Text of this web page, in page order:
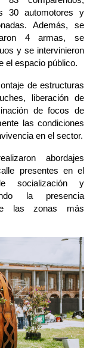
30 automotores y
Además, se
4 armas, se
y se intervinieron
el espacio público.
de estructuras
liberación de
de focos de
las condiciones
en el sector.
abordajes
presentes en el
socialización y
la presencia
las zonas más